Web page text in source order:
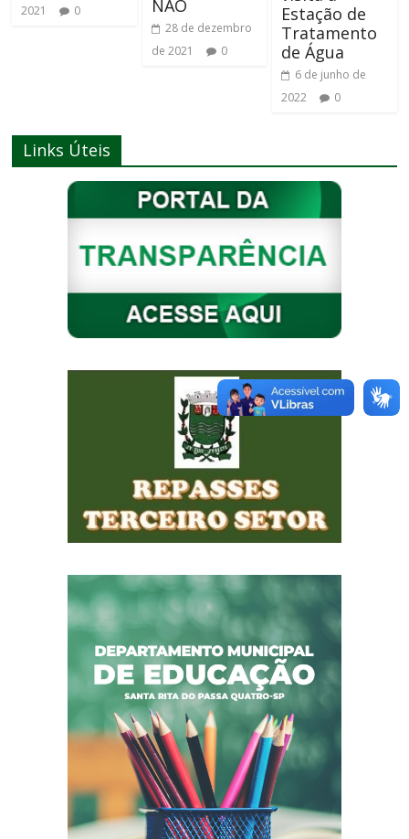
2021 0 NÃO
28 de dezembro
de 2021
0
Estação de
Tratamento
de Água
6 de junho de
2022
0
Links Úteis